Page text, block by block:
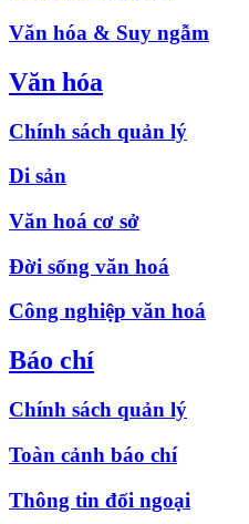
Văn hóa & Suy ngẫm
Văn hóa
Chính sách quản lý
Di sản
Văn hoá cơ sở
Đời sống văn hoá
Công nghiệp văn hoá
Báo chí
Chính sách quản lý
Toàn cảnh báo chí
Thông tin đối ngoại